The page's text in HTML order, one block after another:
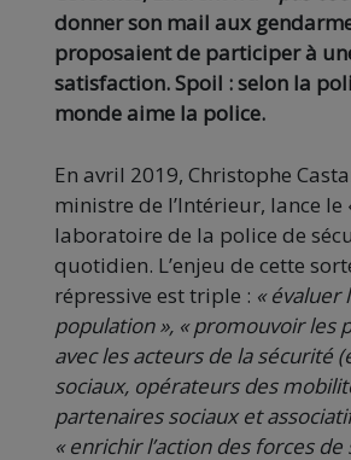
donner son mail aux
proposaient de participer à
satisfaction. Spoil : selon la
monde aime la police.
En avril 2019, Christophe
ministre de l’Intérieur, lance le
laboratoire de la police de
quotidien. L’enjeu de cette
répressive est triple : « évaluer
population », « promouvoir les
avec les acteurs de la sécurité
sociaux, opérateurs des
partenaires sociaux et
« enrichir l’action des forces